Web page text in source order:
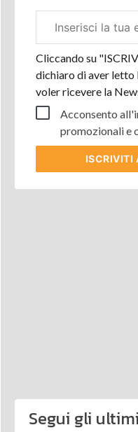
aziendale
Cliccando su
dichiaro di aver letto
voler ricevere la
Acconsento
promozionali e
ISCRIVITI
Segui gli